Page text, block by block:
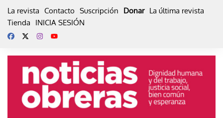
La revista Contacto Suscripción Donar La última revista
Tienda
INICIA SESIÓN